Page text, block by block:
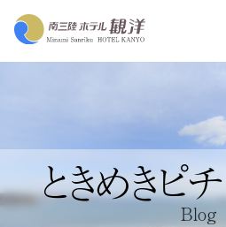
ときめきピ
Blog